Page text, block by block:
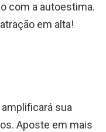
com a autoestima.
em alta!
sua
Aposte em mais